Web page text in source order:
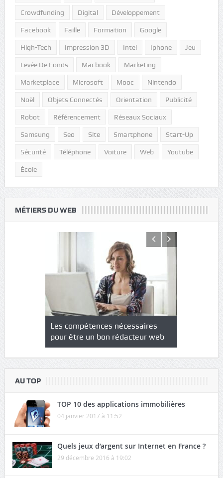
Crowdfunding Digital Développement
Facebook Faille Formation Google
High-Tech Impression 3D Intel Iphone Jeu
Levée De Fonds Macbook Marketing
Marketplace Microsoft Mooc Nintendo
Noël Objets Connectés Orientation Publicité
Robot Référencement Réseaux Sociaux
Samsung Seo Site Smartphone Start-Up
Sécurité Téléphone Voiture Web Youtube
École
MÉTIERS DU WEB
: un
Les compétences nécessaires
pour être un bon rédacteur web
AU TOP
TOP 10 des applications immobilières
04 janvier 2017 à 11:52
Quels jeux d’argent sur Internet en France ?
29 décembre 2016 à 19:02